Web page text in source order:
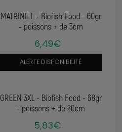
MATRINE L - Biofish Food - 60gr
- poissons + de 5cm
6,49€
ALERTE DISPONIBILITÉ
GREEN 3XL - Biofish Food - 68gr
- poissons + de 20cm
5,83€